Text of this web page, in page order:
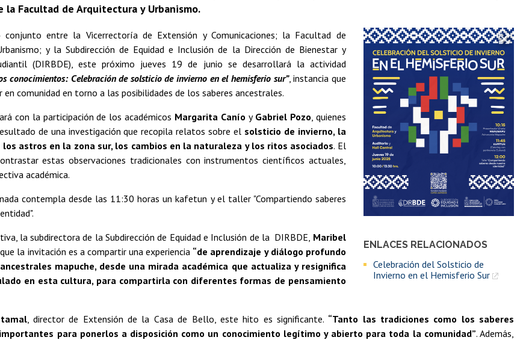
la Facultad de Arquitectura y Urbanismo.
ENLACES RELACIONADOS
Celebración del Solsticio de
Invierno en el Hemisferio Sur
conjunto entre la Vicerrectoría de Extensión y Comunicaciones; la Facultad de
y la Subdirección de Equidad e Inclusión de la Dirección de Bienestar y
(DIRBDE), este próximo jueves 19 de junio se desarrollará la actividad
conocimientos: Celebración de solsticio de invierno en el hemisferio sur”, instancia que
en comunidad en torno a las posibilidades de los saberes ancestrales.
con la participación de los académicos Margarita Caníoy Gabriel Pozo , quienes
de una investigación que recopila relatos sobre el solsticio de invierno, la
los astros en la zona sur, los cambios en la naturaleza y los ritos asociados. El
estas observaciones tradicionales con instrumentos científicos actuales,
académica.
contempla desde las 11:30 horas un kafetun y el taller "Compartiendo saberes
la subdirectora de la Subdirección de Equidad e Inclusión de la DIRBDE, Maribel
la invitación es a compartir una experiencia “de aprendizaje y diálogo profundo
mapuche, desde una mirada académica que actualiza y resignifica
en esta cultura, para compartirla con diferentes formas de pensamiento
, director de Extensión de la Casa de Bello, este hito es significante. “Tanto las tradiciones como los saberes
para ponerlos a disposición como un conocimiento legítimo y abierto para toda la comunidad”. Además,